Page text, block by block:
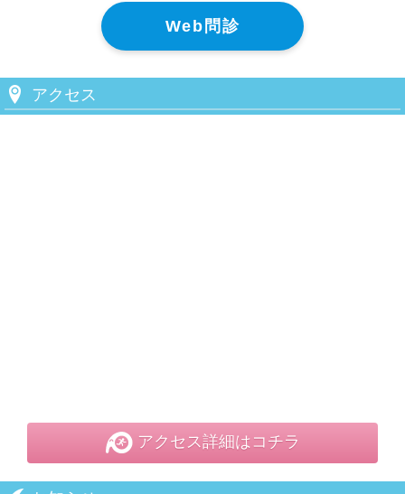
Web問診
アクセス
アクセス詳細はコチラ